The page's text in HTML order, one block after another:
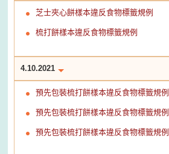
芝士夾心餅樣本違反食物標籤規例
梳打餅樣本違反食物標籤規例
4.10.2021
預先包裝梳打餅樣本違反食物標籤規例
預先包裝梳打餅樣本違反食物標籤規例
預先包裝梳打餅樣本違反食物標籤規例